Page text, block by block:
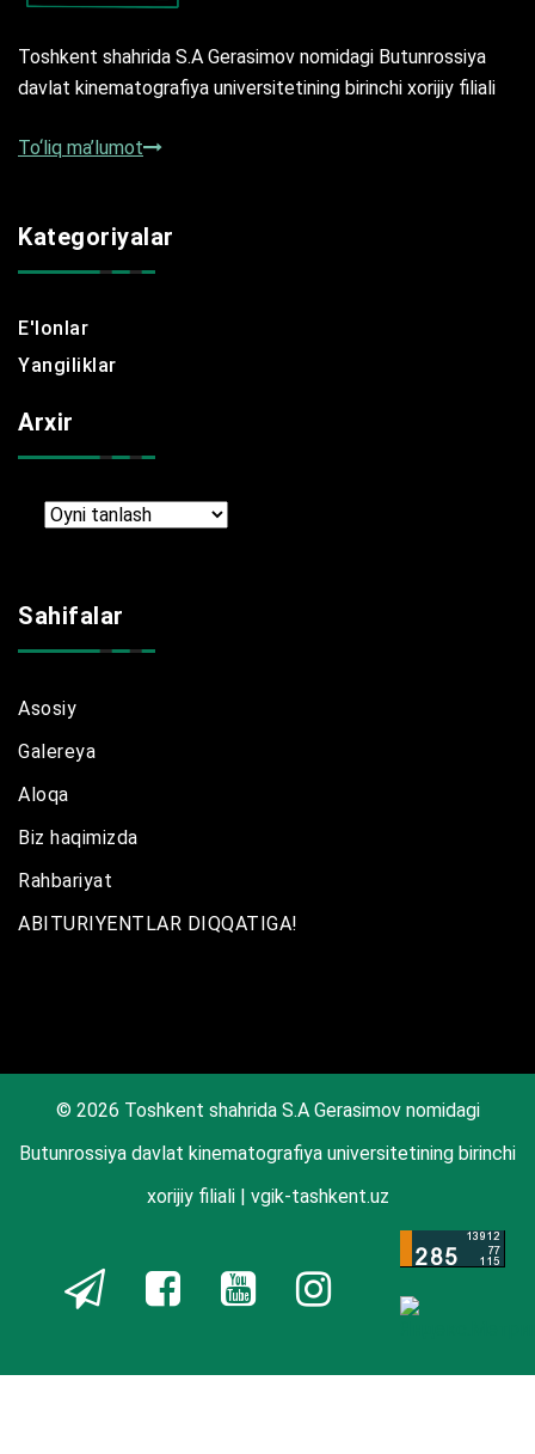
Toshkent shahrida S.A Gerasimov nomidagi Butunrossiya
davlat kinematografiya universitetining birinchi xorijiy filiali
To‘liq ma’lumot
Kategoriyalar
E'lonlar
Yangiliklar
Arxir
Arxir
Sahifalar
Asosiy
Galereya
Aloqa
Biz haqimizda
Rahbariyat
ABITURIYENTLAR DIQQATIGA!
© 2026 Toshkent shahrida S.A Gerasimov nomidagi
Butunrossiya davlat kinematografiya universitetining birinchi
xorijiy filiali | vgik-tashkent.uz